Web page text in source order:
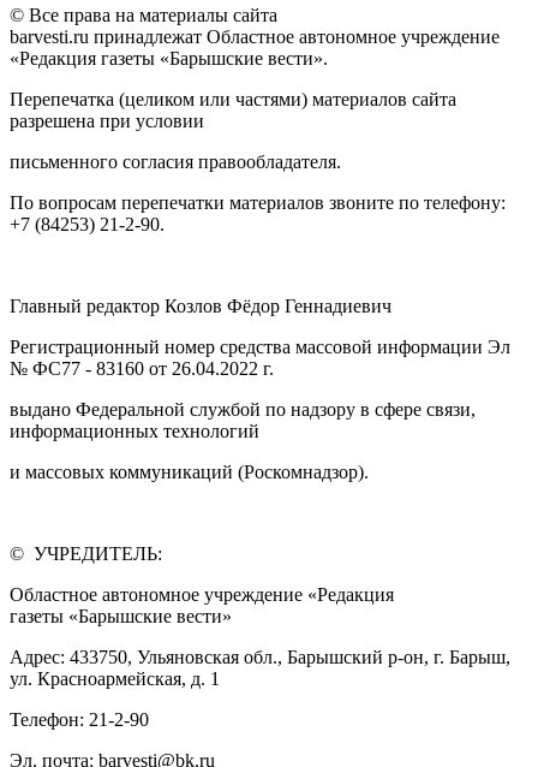
© Все права на материалы сайта
barvesti.ru принадлежат Областное автономное учреждение
«Редакция газеты «Барышские вести».
Перепечатка (целиком или частями) материалов сайта
разрешена при условии
письменного согласия правообладателя.
По вопросам перепечатки материалов звоните по телефону:
+7 (84253) 21-2-90.
Главный редактор Козлов Фёдор Геннадиевич
Регистрационный номер средства массовой информации Эл
№ ФС77 - 83160 от 26.04.2022 г.
выдано Федеральной службой по надзору в сфере связи,
информационных технологий
и массовых коммуникаций (Роскомнадзор).
© УЧРЕДИТЕЛЬ:
Областное автономное учреждение «Редакция
газеты «Барышские вести»
Адрес: 433750, Ульяновская обл., Барышский р-он, г. Барыш,
ул. Красноармейская, д. 1
Телефон: 21-2-90
Эл. почта: barvesti@bk.ru